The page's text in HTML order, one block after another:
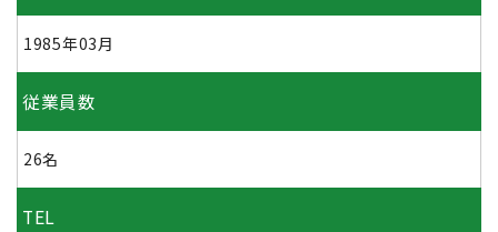
1985年03月
従業員数
26名
TEL